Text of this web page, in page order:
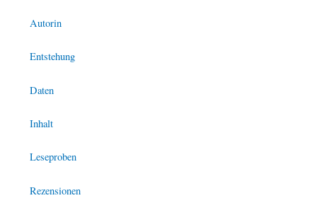
Autorin
Entstehung
Daten
Inhalt
Leseproben
Rezensionen